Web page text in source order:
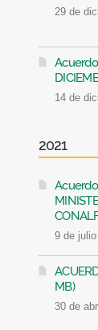
29 de
14 de
2021
9 de
MB)
30 de